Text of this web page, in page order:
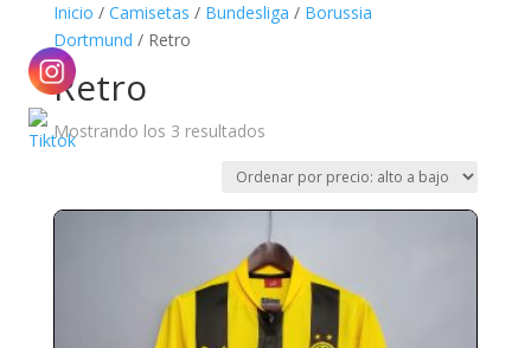
Inicio / Camisetas / Bundesliga / Borussia
Dortmund / Retro
Retro
Mostrando los 3 resultadosOrdenado
precio:
alto
a
bajo